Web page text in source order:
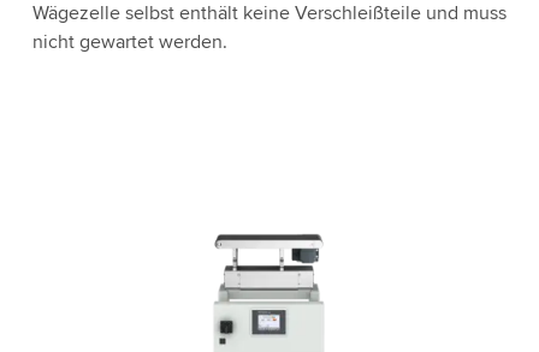
Wägezelle selbst enthält keine Verschleißteile und muss
nicht gewartet werden.